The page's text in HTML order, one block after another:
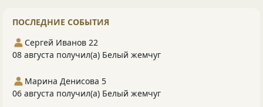
ПОСЛЕДНИЕ СОБЫТИЯ
Сергей Иванов 22
08 августа получил(а) Белый жемчуг
Марина Денисова 5
06 августа получил(а) Белый жемчуг